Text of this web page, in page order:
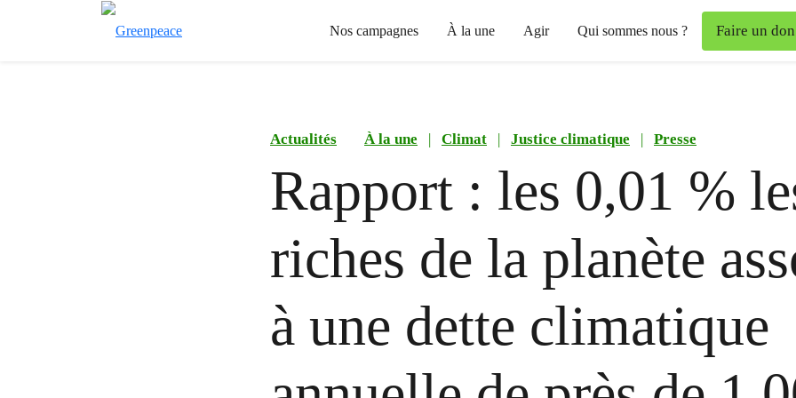
Nos campagnes À la une Agir Qui sommes nous ? Faire un don
Actualités À la une | Climat | Justice climatique | Presse
Rapport : les 0,01 %
riches de la planète
à une dette climatique